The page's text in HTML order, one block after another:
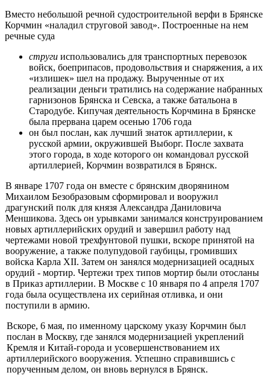
Вместо небольшой речной судостроительной верфи в Брянске
Корчмин «наладил струговой завод». Построенные на нем
речные суда
струги использовались для транспортных перевозок
войск, боеприпа­сов, продовольствия и снаряжения, а их
«излишек» шел на продажу. Вы­рученные от их
реализации деньги тратились на содержание набранных
гарнизонов Брянска и Севска, а также батальона в
Стародубе. Кипучая деятельность Корчмина в Брянске
была прервана царем осенью 1706 года
он был послан, как лучший знаток артиллерии, к
русской армии, окру­жившей Выборг. После захвата
этого города, в ходе которого он командо­вал русской
артиллерией, Корчмин возвратился в Брянск.
В январе 1707 года он вместе с брянским дворянином
Михаилом Безобразовым сформировал и вооружил
драгунский полк для князя Алек­сандра Даниловича
Меншикова. Здесь он урывками занимался конструи­рованием
новых артиллерийских орудий и завершил работу над
чертежа­ми новой трехфунтовой пушки, вскоре принятой на
вооружение, а также полупудовой гаубицы, громивших
войска Карла XII. Затем он занялся мо­дернизацией осадных
орудий - мортир. Чертежи трех типов мортир были отосланы
в Приказ артиллерии. В Москве с 10 января по 4 апреля 1707
года была осуществлена их серийная отливка, и они
поступили в армию.
Вскоре, 6 мая, по именному царскому указу Корчмин был
послан в Москву, где занялся модернизацией укреплений
Кремля и Китай-города и усовершенствованием их
артиллерийского вооружения. Успешно спра­вившись с
порученным делом, он вновь вернулся в Брянск.